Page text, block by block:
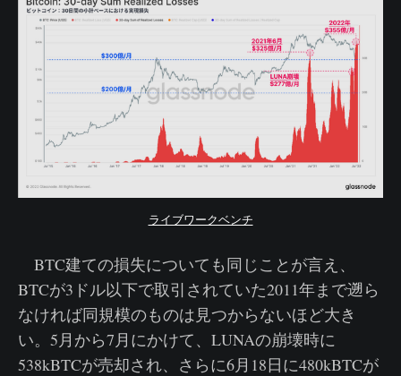
ライブワークベンチ
BTC建ての損失についても同じことが言え、
BTCが3ドル以下で取引されていた2011年まで遡ら
なければ同規模のものは見つからないほど大き
い。5月から7月にかけて、LUNAの崩壊時に
538kBTCが売却され、さらに6月18日に480kBTCが